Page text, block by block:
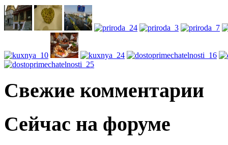
Свежие комментарии
Сейчас на форуме